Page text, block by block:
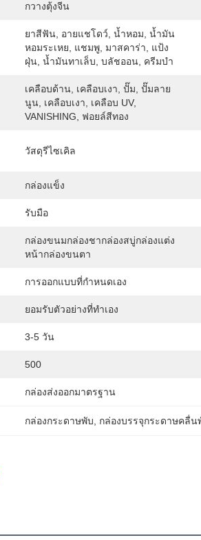
กวางตุ้งจีน
ยาสีฟัน, อายแชโดว์, น้ำหอม, น้ำมัน
หอมระเหย, แชมพู, มาสคาร่า, แป้ง
ฝุ่น, น้ำมันทาเล็บ, บลัชออน, ครีมบำ
เคลือบด้าน, เคลือบเงา, ปั๊ม, ปั๊มลาย
นูน, เคลือบเงา, เคลือบ UV,
VANISHING, ฟอยล์สีทอง
วัสดุรีไซเคิล
กล่องแข็ง
รับมือ
กล่องขนมกล่องชากล่องสบู่กล่องแต่ง
หน้ากล่องขนตา
การออกแบบที่กำหนดเอง
ยอมรับตัวอย่างที่ทำเอง
3-5 วัน
500
กล่องส่งออกมาตรฐาน
กล่องกระดาษพับ กล่องบรรจุกระดาษคลื่น